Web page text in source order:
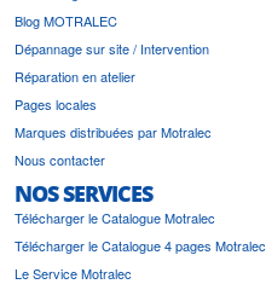
Blog MOTRALEC
Dépannage sur site / Intervention
Réparation en atelier
Pages locales
Marques distribuées par Motralec
Nous contacter
NOS SERVICES
Télécharger le Catalogue Motralec
Télécharger le Catalogue 4 pages Motralec
Le Service Motralec